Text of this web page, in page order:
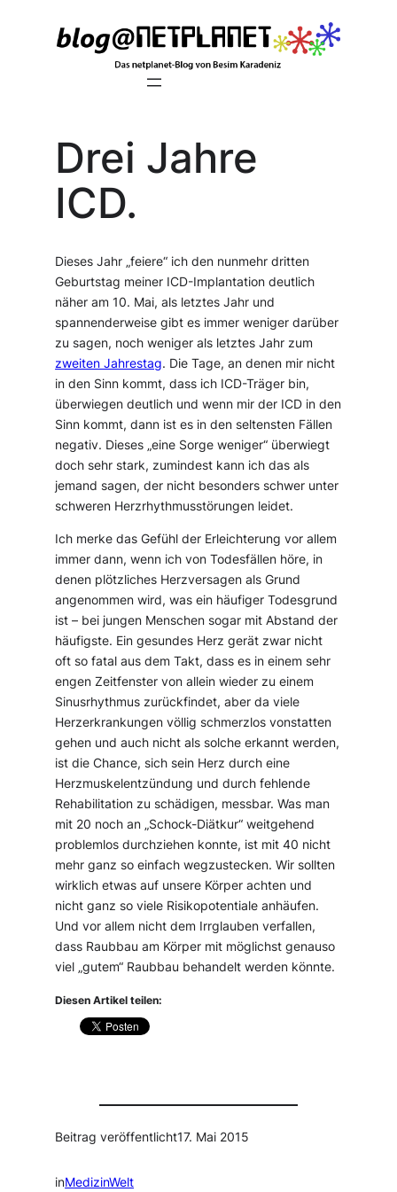
Drei Jahre
ICD.
Dieses Jahr „feiere“ ich den nunmehr dritten
Geburtstag meiner ICD-Implantation deutlich
näher am 10. Mai, als letztes Jahr und
spannenderweise gibt es immer weniger darüber
zu sagen, noch weniger als letztes Jahr zum
zweiten Jahrestag. Die Tage, an denen mir nicht
in den Sinn kommt, dass ich ICD-Träger bin,
überwiegen deutlich und wenn mir der ICD in den
Sinn kommt, dann ist es in den seltensten Fällen
negativ. Dieses „eine Sorge weniger“ überwiegt
doch sehr stark, zumindest kann ich das als
jemand sagen, der nicht besonders schwer unter
schweren Herzrhythmusstörungen leidet.
Ich merke das Gefühl der Erleichterung vor allem
immer dann, wenn ich von Todesfällen höre, in
denen plötzliches Herzversagen als Grund
angenommen wird, was ein häufiger Todesgrund
ist – bei jungen Menschen sogar mit Abstand der
häufigste. Ein gesundes Herz gerät zwar nicht
oft so fatal aus dem Takt, dass es in einem sehr
engen Zeitfenster von allein wieder zu einem
Sinusrhythmus zurückfindet, aber da viele
Herzerkrankungen völlig schmerzlos vonstatten
gehen und auch nicht als solche erkannt werden,
ist die Chance, sich sein Herz durch eine
Herzmuskelentzündung und durch fehlende
Rehabilitation zu schädigen, messbar. Was man
mit 20 noch an „Schock-Diätkur“ weitgehend
problemlos durchziehen konnte, ist mit 40 nicht
mehr ganz so einfach wegzustecken. Wir sollten
wirklich etwas auf unsere Körper achten und
nicht ganz so viele Risikopotentiale anhäufen.
Und vor allem nicht dem Irrglauben verfallen,
dass Raubbau am Körper mit möglichst genauso
viel „gutem“ Raubbau behandelt werden könnte.
Diesen Artikel teilen:
Beitrag veröffentlicht17. Mai 2015
inMedizinWelt